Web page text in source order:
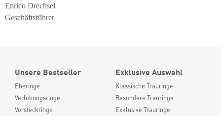
Enrico Drechsel
Geschäftsführer
Unsere Bestseller
Eheringe
Verlobungsringe
Vorsteckringe
Exklusive Auswahl
Klassische Trauringe
Besondere Trauringe
Exklusive Trauringe